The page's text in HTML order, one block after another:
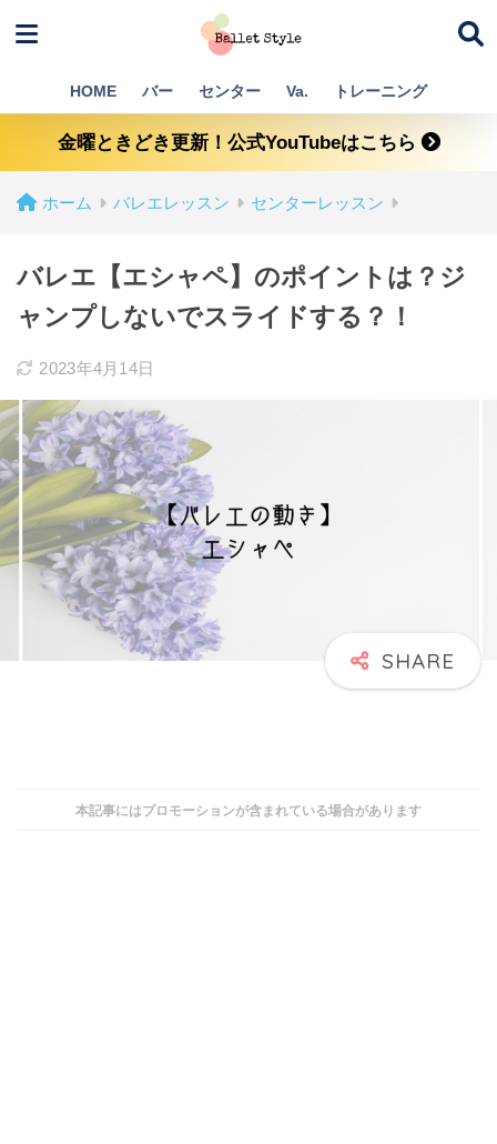
HOME バー センター Va. トレーニング
金曜ときどき更新！公式YouTubeはこちら
ホーム バレエレッスン センターレッスン
バレエ【エシャペ】のポイントは？ジ
ャンプしないでスライドする？！
2023年4月14日
本記事にはプロモーションが含まれている場合があります